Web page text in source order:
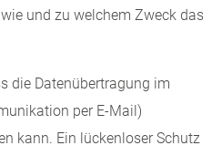
und zu welchem Zweck das
die Datenübertragung im
per E-Mail)
kann. Ein lückenloser Schutz